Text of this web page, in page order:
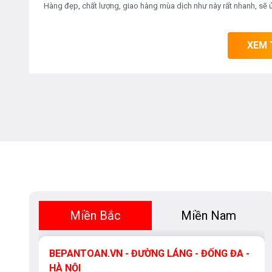
phím cảm ứng điều khiển sẽ bị ẩn đi và trẻ em sẽ
Binova BI-307-plus
Hàng đẹp, chất lượng, giao hàng mùa dịch như này rất nhanh, sẽ
XEM
Miền Bắc Miền Nam
BEPANTOAN.VN - ĐƯỜNG LÁNG - ĐỐNG ĐA -
HÀ NỘI